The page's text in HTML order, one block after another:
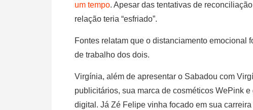
um tempo. Apesar das tentativas de
relação teria “esfriado”.
Fontes relatam que o distanciamento emocional
de trabalho dos dois.
Virgínia, além de apresentar o Sabadou com
publicitários, sua marca de cosméticos WePink
digital. Já Zé Felipe vinha focado em sua